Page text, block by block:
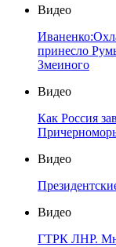
Видео
принесло
Змеиного
Видео
Как Россия
Видео
Видео
ГТРК ЛНР.